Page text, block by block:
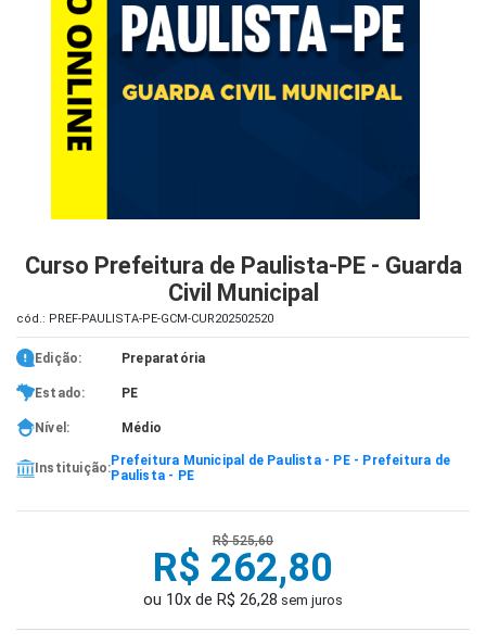
Curso Prefeitura de Paulista-PE - Guarda
Civil Municipal
cód.: PREF-PAULISTA-PE-GCM-CUR202502520
Edição: Preparatória
Estado: PE
Nível: Médio
Instituição:Prefeitura Municipal de Paulista - PE - Prefeitura de
Paulista - PE
R$ 525,60
R$ 262,80
ou 10x de R$ 26,28 sem juros